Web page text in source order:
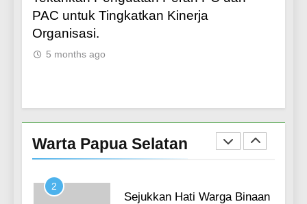
PAC untuk Tingkatkan Kinerja
Organisasi.
5 months ago
Warta Papua Selatan
76
LDII Papua Gelar Sosialisasi
Pengurus, DPW LDII Papua
Selatan Gelar Konsolidasi
Organisasi (14/6)
BERITA KEGIATAN LINTAS DAERAH
2
Sejukkan Hati Warga Binaan